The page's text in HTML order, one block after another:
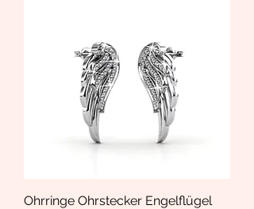
Ohrringe Ohrstecker Engelflügel